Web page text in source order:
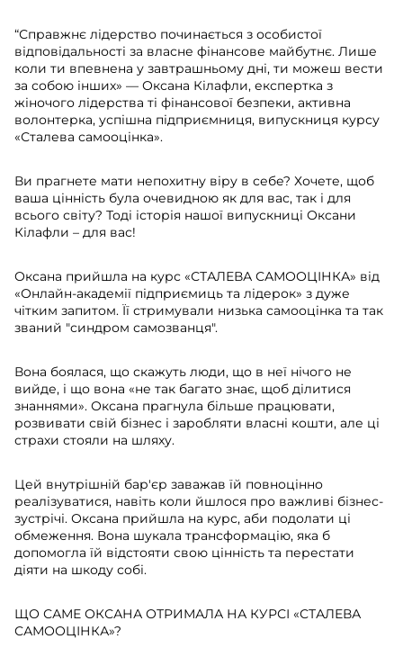
“Справжнє лідерство починається з особистої
відповідальності за власне фінансове майбутнє. Лише
коли ти впевнена у завтрашньому дні, ти можеш вести
за собою інших» — Оксана Кілафли, експертка з
жіночого лідерства ті фінансової безпеки, активна
волонтерка, успішна підприємниця, випускниця курсу
«Сталева самооцінка».
Ви прагнете мати непохитну віру в себе? Хочете, щоб
ваша цінність була очевидною як для вас, так і для
всього світу? Тоді історія нашої випускниці Оксани
Кілафли – для вас!
Оксана прийшла на курс «СТАЛЕВА САМООЦІНКА» від
«Онлайн-академії підприємиць та лідерок» з дуже
чітким запитом. Її стримували низька самооцінка та так
званий "синдром самозванця".
Вона боялася, що скажуть люди, що в неї нічого не
вийде, і що вона «не так багато знає, щоб ділитися
знаннями». Оксана прагнула більше працювати,
розвивати свій бізнес і заробляти власні кошти, але ці
страхи стояли на шляху.
Цей внутрішній бар'єр заважав їй повноцінно
реалізуватися, навіть коли йшлося про важливі бізнес-
зустрічі. Оксана прийшла на курс, аби подолати ці
обмеження. Вона шукала трансформацію, яка б
допомогла їй відстояти свою цінність та перестати
діяти на шкоду собі.
ЩО САМЕ ОКСАНА ОТРИМАЛА НА КУРСІ «СТАЛЕВА
САМООЦІНКА»?